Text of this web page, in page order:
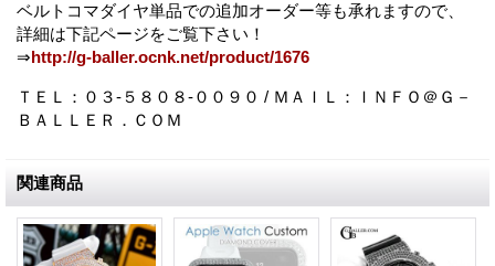
ベルトコマダイヤ単品での追加オーダー等も承れますので、
詳細は下記ページをご覧下さい！
⇒http://g-baller.ocnk.net/product/1676
ＴＥＬ：０３-５８０８-００９０ / ＭＡＩＬ：ＩＮＦＯ＠Ｇ－
ＢＡＬＬＥＲ．ＣＯＭ
関連商品